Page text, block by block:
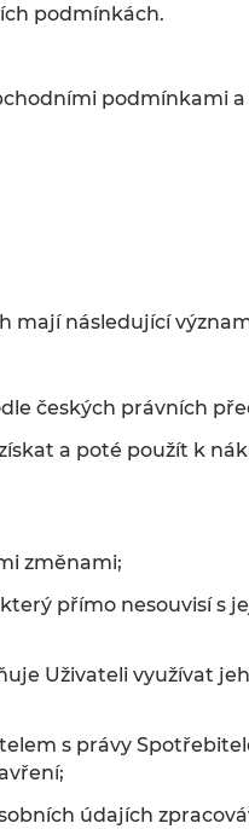
podmínkách.
podmínkami a
mají následující
českých právních
a poté použít k
změnami;
přímo nesouvisí s
Uživateli využívat
s právy
údajích